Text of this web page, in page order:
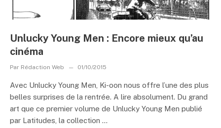
Unlucky Young Men : Encore mieux qu’au
cinéma
Par Rédaction Web 01/10/2015
Avec Unlucky Young Men, Ki-oon nous offre l’une des plus
belles surprises de la rentrée. A lire absolument. Du grand
art que ce premier volume de Unlucky Young Men publié
par Latitudes, la collection ...